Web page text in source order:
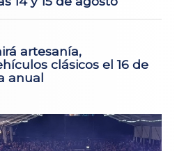
artesanía,
clásicos el 16 de
anual